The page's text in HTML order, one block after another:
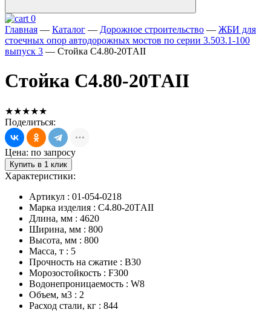
0
Главная — Каталог — Дорожное строительство — ЖБИ для
стоечных опор автодорожных мостов по серии 3.503.1-100
выпуск 3 — Стойка С4.80-20ТAII
Стойка С4.80-20ТAII
★★★★★
Поделиться:
Цена: по запросу
Купить в 1 клик
Характеристики:
Артикул : 01-054-0218
Марка изделия : С4.80-20ТAII
Длина, мм : 4620
Ширина, мм : 800
Высота, мм : 800
Масса, т : 5
Прочность на сжатие : B30
Морозостойкость : F300
Водонепроницаемость : W8
Объем, м3 : 2
Расход стали, кг : 844